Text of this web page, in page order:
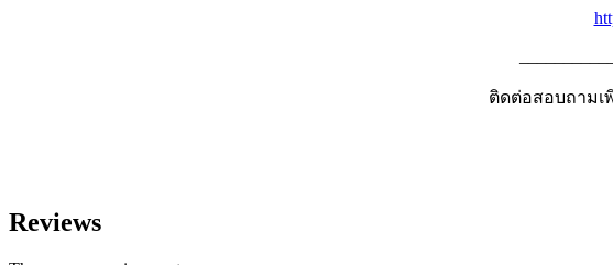
ติดต่อสอบถามเ
Reviews